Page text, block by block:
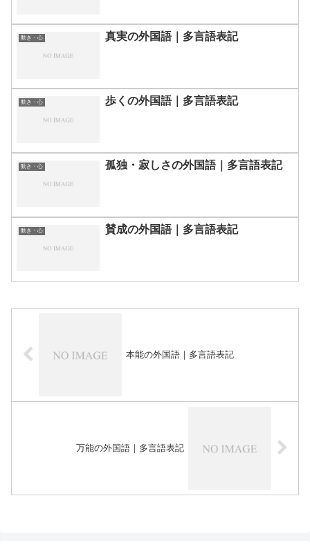
動き・心 真実の外国語｜多言語表記
動き・心 歩くの外国語｜多言語表記
動き・心 孤独・寂しさの外国語｜多言語表記
動き・心 賛成の外国語｜多言語表記
本能の外国語｜多言語表記
万能の外国語｜多言語表記